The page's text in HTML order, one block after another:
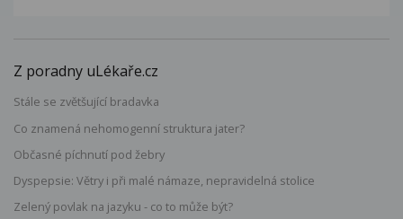
Z poradny uLékaře.cz
Stále se zvětšující bradavka
Co znamená nehomogenní struktura jater?
Občasné píchnutí pod žebry
Dyspepsie: Větry i při malé námaze, nepravidelná stolice
Zelený povlak na jazyku - co to může být?